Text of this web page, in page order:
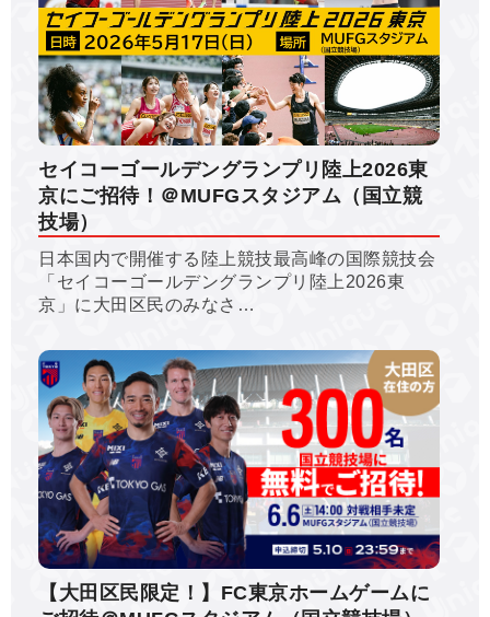
セイコーゴールデングランプリ陸上2026東
京にご招待！＠MUFGスタジアム（国立競
技場）
日本国内で開催する陸上競技最高峰の国際競技会
「セイコーゴールデングランプリ陸上2026東
京」に大田区民のみなさ…
【大田区民限定！】FC東京ホームゲームに